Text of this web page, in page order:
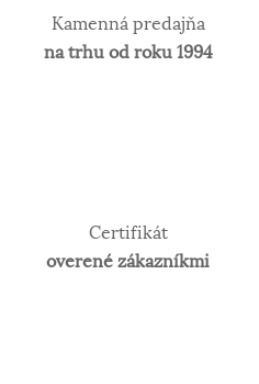
Kamenná predajňa
na trhu od roku 1994
Certifikát
overené zákazníkmi